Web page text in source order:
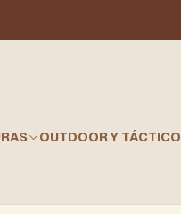
OUTDOOR Y TÁCTICO